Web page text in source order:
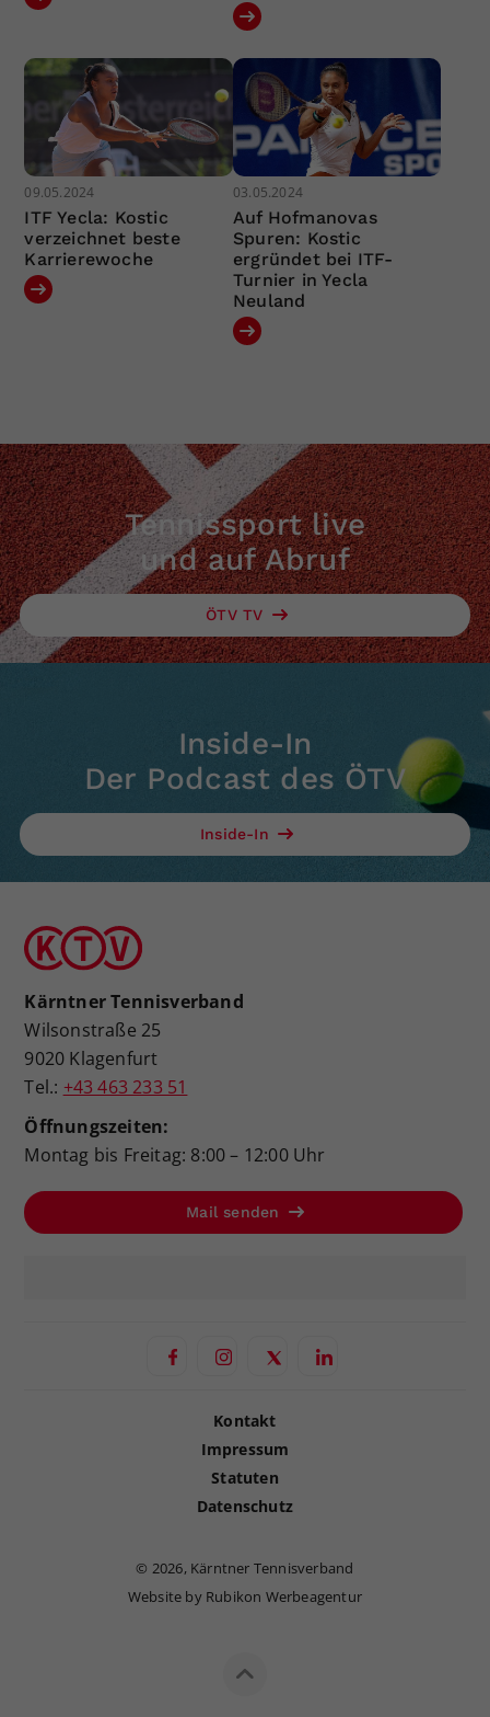
09.05.2024
ITF Yecla: Kostic
verzeichnet beste
Karrierewoche
03.05.2024
Auf Hofmanovas
Spuren: Kostic
ergründet bei ITF-
Turnier in Yecla
Neuland
Tennissport live
und auf Abruf
ÖTV TV
Inside-In
Der Podcast des ÖTV
Inside-In
Kärntner Tennisverband
Wilsonstraße 25
9020 Klagenfurt
Tel.: +43 463 233 51
Öffnungszeiten:
Montag bis Freitag: 8:00 – 12:00 Uhr
Mail senden
Kontakt
Impressum
Statuten
Datenschutz
© 2026, Kärntner Tennisverband
Website by Rubikon Werbeagentur